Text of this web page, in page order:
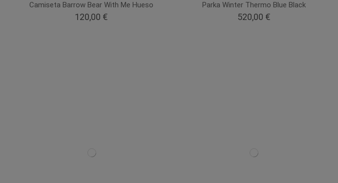
Camiseta Barrow Bear With Me Hueso
120,00 €
Parka Winter Thermo Blue Black
520,00 €